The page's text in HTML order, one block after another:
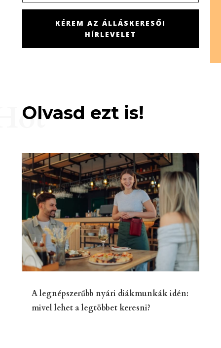
KÉREM AZ ÁLLÁSKERESŐI
HÍRLEVELET
Olvasd ezt is!
A legnépszerűbb nyári diákmunkák idén:
mivel lehet a legtöbbet keresni?